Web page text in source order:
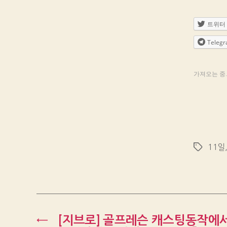
트위터
가져오는 중
Tags11일
←
[지브로] 골프레슨 캐스팅동작에